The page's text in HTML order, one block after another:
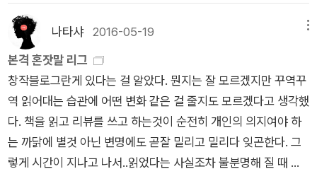
모음집. 어미의 말 속에는 '생짜배기로 몸에 익힌 세상 이치'가 속
속들이 박혀 있다. 꼭꼭 씹을수록 단맛이 쏙쏙 우러나는 이야기로
가득하다. 삶의 고단함과 신산함을 지혜 듬뿍 밴 유머로 버무려버
리는 김상순의 능청스러움에 입가에 웃음이 배시시 흘러 나온다.
삶이 무거울 때, 우울할 때 수시로 펼쳐들고 싶은 책. ​ ​7. 비스와바
쉼보르스카 『검은 노래』 폴란드 태생의 노벨상 수상 시인 쉼보르
스카를 알게 된 것은 올해 큰 수확이었다. <검은 노래>는 시인이
선정을 의뢰하고, 1등을 먹은 학생은 교장실에서 한 시간 가량 다
과회에 참석하고, 또다시 한 시간 가량 작가와 단 둘이서 평소엔
함부로 들어가지도 못하는 교장의 정원에서 산책시간이 주어진
다. 와, 돈다, 돌아. 나 고딩 때라면 황순원, 김동리, 서정주, 차범
석 정도의 작가를 이야기할 텐데. 진짜로 책 속에 누가 초청을 받
느냐 하면 토바이어스 울프와, 놀라지 마시라, 어네스트 헤밍웨
이. 그러나 애초 글 좀 쓰는 친구들이 대단한 성가를 누리는 전통
바당찰바당 내린다뭇별이 우르르 몰려와서 와르르 내린다 북적
북적한 자두나무 정류장에는왕왕, 장에 갔던 할매도 허청허청 섞
여 내린다 「자두나무 정류장」, 전문 이런 시도 좋다. 농부의 딸
이었지만 계철마다 절기마다 해야 하는 농사일이 있다는 걸 어렸
을 때는 몰랐다. 때를 놓치지 말아야 할 것들이 공부 말고도 또 있
었다. 그러니 연이은 가뭄으로 제때 심지 못한 모종, 모내기로 얼
마나 가슴이 아팠을까. 예전과 다르게 농사기술이 발전했지만 비
오는 일은 여전히 하늘의 몫이다. 여름의 끄트머리에 서 있는 날
다. 그래서 그 사람에게는 그 사람의 매력이 있고, 만약 사촌이었
다면 사이좋게 지냈을 수도 있고 어느 정도 좋아했을 수도 있겠지
만, 결혼은 평생 함께 살아야하고, 그러므로 나는 저 멍청한 남자
와 결혼하지 않겠다!! 고 한다. 그러나 수잔은 얄짤없이 엄마말 들
으라며 딸에게 그 멍청한 남자와의 결혼을 강요한다. 돈이 진짜
많은 남자였으니까.여자가 직업을 가질 수도 없고, 그렇게 가족인
남자에게 기대 살아야만 한다면, 나라고 뭐 별 수 있었을까. 물론,
그나마 수잔은 상류계급이라 저런 방법을 택하지, 그 시대에도 노
동자들은 일도 하고 집안 살림도 했을 거라는 것을 안다. 또 수잔
나타샤2016-05-19
본격 혼잣말 리그
창작블로그란게 있다는 걸 알았다. 뭔지는 잘 모르겠지만 꾸역꾸
역 읽어대는 습관에 어떤 변화 같은 걸 줄지도 모르겠다고 생각했
다. 책을 읽고 리뷰를 쓰고 하는것이 순전히 개인의 의지여야 하
는 까닭에 별것 아닌 변명에도 곧잘 밀리고 밀리다 잊곤한다. 그
렇게 시간이 지나고 나서..읽었다는 사실조차 불분명해 질 때 블